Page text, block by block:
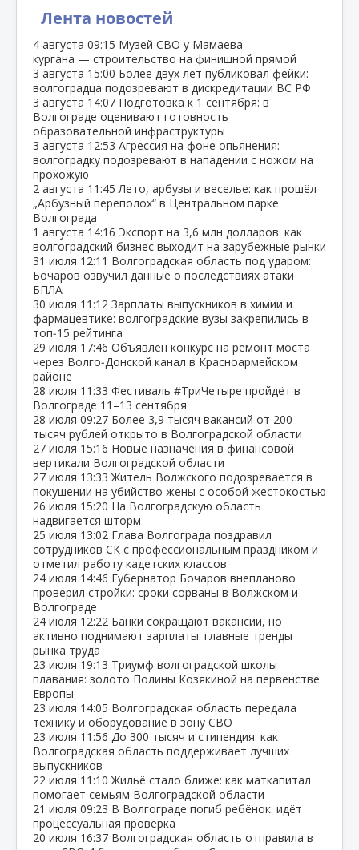
Лента новостей
4 августа 09:15 Музей СВО у Мамаева
кургана — строительство на финишной прямой
3 августа 15:00 Более двух лет публиковал фейки:
волгоградца подозревают в дискредитации ВС РФ
3 августа 14:07 Подготовка к 1 сентября: в
Волгограде оценивают готовность
образовательной инфраструктуры
3 августа 12:53 Агрессия на фоне опьянения:
волгоградку подозревают в нападении с ножом на
прохожую
2 августа 11:45 Лето, арбузы и веселье: как прошёл
„Арбузный переполох“ в Центральном парке
Волгограда
1 августа 14:16 Экспорт на 3,6 млн долларов: как
волгоградский бизнес выходит на зарубежные рынки
31 июля 12:11 Волгоградская область под ударом:
Бочаров озвучил данные о последствиях атаки
БПЛА
30 июля 11:12 Зарплаты выпускников в химии и
фармацевтике: волгоградские вузы закрепились в
топ‑15 рейтинга
29 июля 17:46 Объявлен конкурс на ремонт моста
через Волго‑Донской канал в Красноармейском
районе
28 июля 11:33 Фестиваль #ТриЧетыре пройдёт в
Волгограде 11–13 сентября
28 июля 09:27 Более 3,9 тысяч вакансий от 200
тысяч рублей открыто в Волгоградской области
27 июля 15:16 Новые назначения в финансовой
вертикали Волгоградской области
27 июля 13:33 Житель Волжского подозревается в
покушении на убийство жены с особой жестокостью
26 июля 15:20 На Волгоградскую область
надвигается шторм
25 июля 13:02 Глава Волгограда поздравил
сотрудников СК с профессиональным праздником и
отметил работу кадетских классов
24 июля 14:46 Губернатор Бочаров внепланово
проверил стройки: сроки сорваны в Волжском и
Волгограде
24 июля 12:22 Банки сокращают вакансии, но
активно поднимают зарплаты: главные тренды
рынка труда
23 июля 19:13 Триумф волгоградской школы
плавания: золото Полины Козякиной на первенстве
Европы
23 июля 14:05 Волгоградская область передала
технику и оборудование в зону СВО
23 июля 11:56 До 300 тысяч и стипендия: как
Волгоградская область поддерживает лучших
выпускников
22 июля 11:10 Жильё стало ближе: как маткапитал
помогает семьям Волгоградской области
21 июля 09:23 В Волгограде погиб ребёнок: идёт
процессуальная проверка
20 июля 16:37 Волгоградская область отправила в